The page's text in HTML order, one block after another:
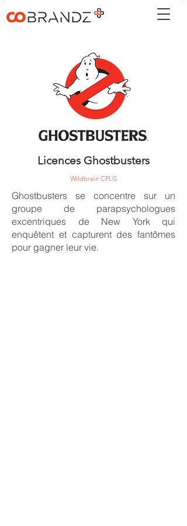
Licences Ghostbusters
Wildbrain CPLG
Ghostbusters se concentre sur un
groupe de parapsychologues
excentriques de New York qui
enquêtent et capturent des fantômes
pour gagner leur vie.